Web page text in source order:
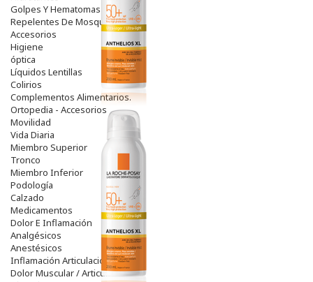
Golpes Y Hematomas
Repelentes De Mosquitos
Accesorios
Higiene
óptica
Líquidos Lentillas
Colirios
Complementos Alimentarios.
Ortopedia - Accesorios
Movilidad
Vida Diaria
Miembro Superior
Tronco
Miembro Inferior
Podología
Calzado
Medicamentos
Dolor E Inflamación
Analgésicos
Anestésicos
Inflamación Articulaciones
Dolor Muscular / Articular